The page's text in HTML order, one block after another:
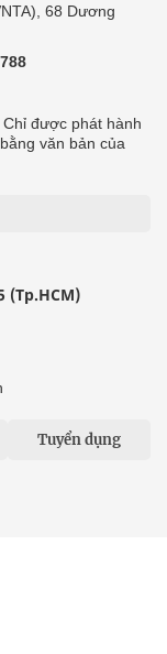
68 Dương
được phát hành
văn bản của
(Tp.HCM)
Tuyển dụng